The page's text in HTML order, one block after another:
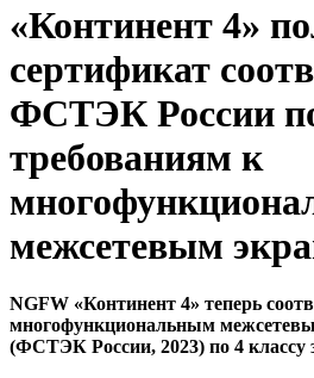
«Континент 4»
сертификат
ФСТЭК России
требованиям к
межсетевым
NGFW «Континент 4» теперь
многофункциональным
(ФСТЭК России, 2023) по 4